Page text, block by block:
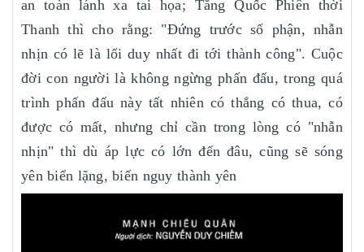
an toàn lánh xa tai họa; Tăng Quốc Phiên thời
Thanh thì cho rằng: "Đứng trước số phận, nhẫn
nhịn có lẽ là lối duy nhất đi tới thành công". Cuộc
đời con người là không ngừng phấn đấu, trong quá
trình phấn đấu này tất nhiên có thắng có thua, có
được có mất, nhưng chỉ cần trong lòng có "nhẫn
nhịn" thì dù áp lực có lớn đến đâu, cũng sẽ sóng
yên biển lặng, biến nguy thành yên